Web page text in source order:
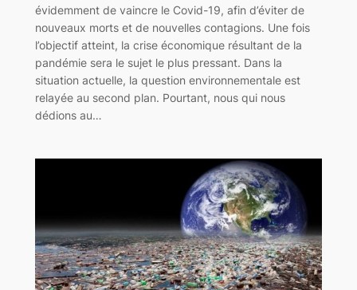
évidemment de vaincre le Covid-19, afin d’éviter de
nouveaux morts et de nouvelles contagions. Une fois
l’objectif atteint, la crise économique résultant de la
pandémie sera le sujet le plus pressant. Dans la
situation actuelle, la question environnementale est
relayée au second plan. Pourtant, nous qui nous
dédions au…